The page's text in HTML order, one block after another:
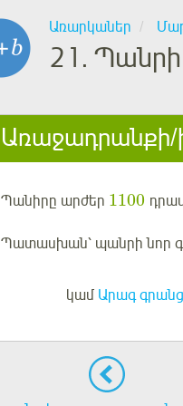
Առարկաներ
21. Պանրի
Առաջադրանքի/
Պանիրը արժեր 1100
Պատասխան՝ պանրի նոր
կամ Արագ